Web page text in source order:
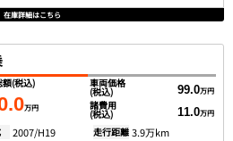
在庫詳細はこちら
額(税込)
万円
車両価格
(税込) 99.0万円
諸費用
(税込) 11.0万円
2007/H19 走行距離 3.9万km